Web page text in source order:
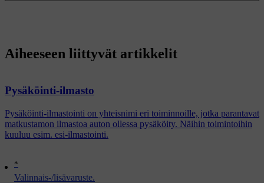
*
Valinnais-/lisävaruste.
Aiheeseen liittyvät artikkelit
Pysäköinti-ilmasto
Pysäköinti-ilmastointi on yhteisnimi eri toiminnoille, jotka parantavat
matkustamon ilmastoa auton ollessa pysäköity. Näihin toimintoihin
kuuluu esim. esi-ilmastointi.